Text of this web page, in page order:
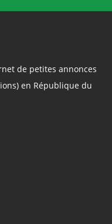
de petites annonces
en République du